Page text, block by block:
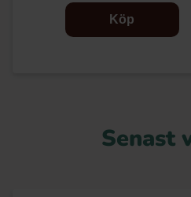
Köp
Senast